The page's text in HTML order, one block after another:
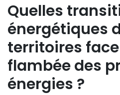
Quelles
énergétiques
territoires
flambée des
énergies ?